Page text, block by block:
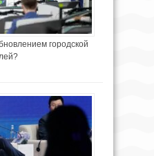
городской